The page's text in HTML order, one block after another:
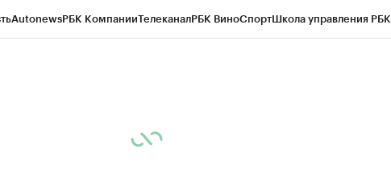
AutonewsРБК КомпанииТелеканалРБК ВиноСпортШкола управления РБК